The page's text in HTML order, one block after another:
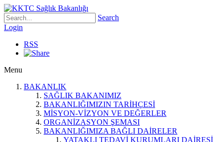
Search
Login
RSS
Menu
BAKANLIK
SAĞLIK BAKANIMIZ
BAKANLIĞIMIZIN TARİHÇESİ
MİSYON-VİZYON VE DEĞERLER
ORGANİZASYON ŞEMASI
BAKANLIĞIMIZA BAĞLI DAİRELER
YATAKLI TEDAVİ KURUMLARI DAİRESİ